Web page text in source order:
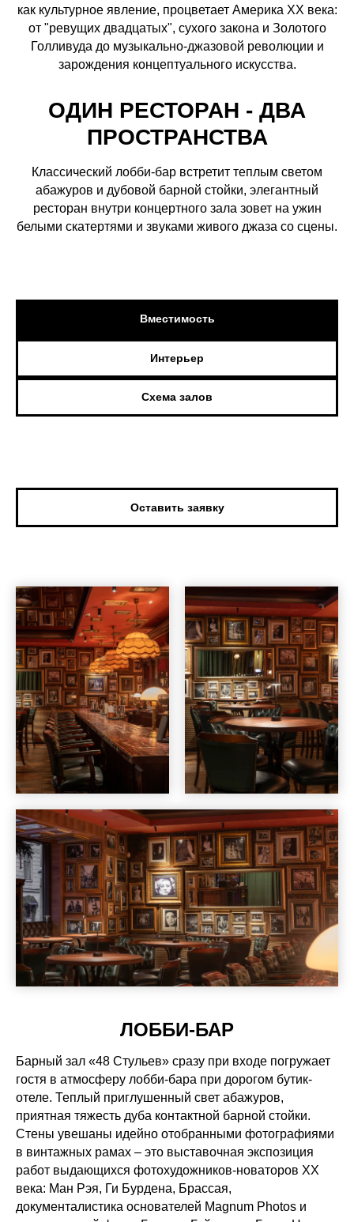
как культурное явление, процветает Америка ХХ века:
от "ревущих двадцатых", сухого закона и Золотого
Голливуда до музыкально-джазовой революции и
зарождения концептуального искусства.
ОДИН РЕСТОРАН - ДВА
ПРОСТРАНСТВА
Классический лобби-бар встретит теплым светом
абажуров и дубовой барной стойки, элегантный
ресторан внутри концертного зала зовет на ужин
белыми скатертями и звуками живого джаза со сцены.
Вместимость
Интерьер
Схема залов
Оставить заявку
ЛОББИ-БАР
Барный зал «48 Стульев» сразу при входе погружает
гостя в атмосферу лобби-бара при дорогом бутик-
отеле. Теплый приглушенный свет абажуров,
приятная тяжесть дуба контактной барной стойки.
Стены увешаны идейно отобранными фотографиями
в винтажных рамах – это выставочная экспозиция
работ выдающихся фотохудожников-новаторов XX
века: Ман Рэя, Ги Бурдена, Брассая,
документалистика основателей Magnum Photos и